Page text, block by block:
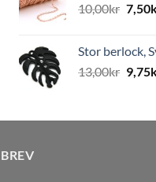
10,00kr 7,50
Stor berlock,
13,00kr 9,75